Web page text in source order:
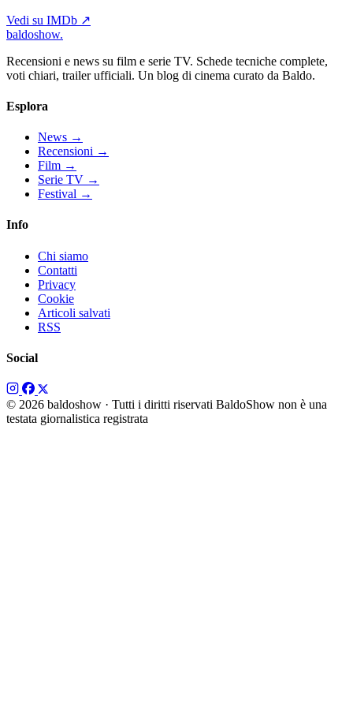
Vedi su IMDb ↗
baldoshow.
Recensioni e news su film e serie TV. Schede tecniche complete,
voti chiari, trailer ufficiali. Un blog di cinema curato da Baldo.
Esplora
News →
Recensioni →
Film →
Serie TV →
Festival →
Info
Chi siamo
Contatti
Privacy
Cookie
Articoli salvati
RSS
Social
© 2026 baldoshow · Tutti i diritti riservati BaldoShow non è una
testata giornalistica registrata